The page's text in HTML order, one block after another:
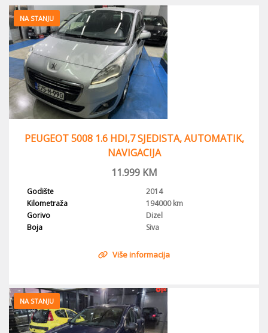
NA STANJU
PEUGEOT 5008 1.6 HDI,7 SJEDISTA, AUTOMATIK,
NAVIGACIJA
11.999KM
Godište
2014
Kilometraža
194000 km
Gorivo
Dizel
Boja
Siva
Više informacija
NA STANJU